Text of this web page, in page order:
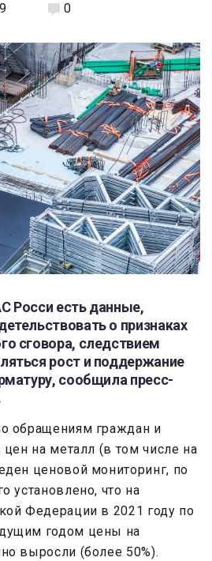
0
Росси есть данные,
о признаках
сговора, следствием
рост и поддержание
сообщила пресс-
обращениям граждан и
цен на металл (в том числе на
ценовой мониторинг, по
установлено, что на
Федерации в 2021 году по
годом цены на
выросли (более 50%).